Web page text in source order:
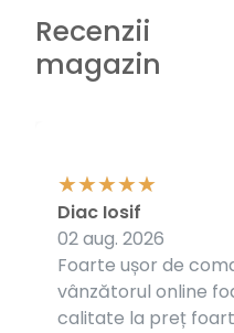
Recenzii
magazin
Foarte ușor de
vânzătorul online
calitate la preț
Diac Iosif
02 aug. 2026